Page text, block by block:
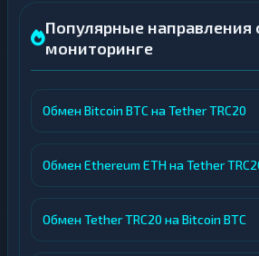
Популярные направления
мониторинге
Обмен Bitcoin BTC на Tether TRC20
Обмен Ethereum ETH на Tether
Обмен Tether TRC20 на Bitcoin BTC